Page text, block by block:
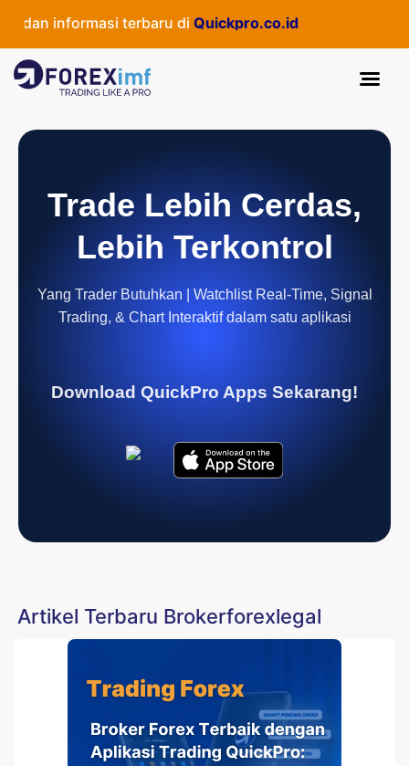
informasi terbaru diQuickpro.co.id
Trade Lebih Cerdas,
Lebih Terkontrol
Yang Trader Butuhkan | Watchlist Real-Time, Signal
Trading, & Chart Interaktif dalam satu aplikasi
Download QuickPro Apps Sekarang!
Artikel Terbaru Brokerforexlegal